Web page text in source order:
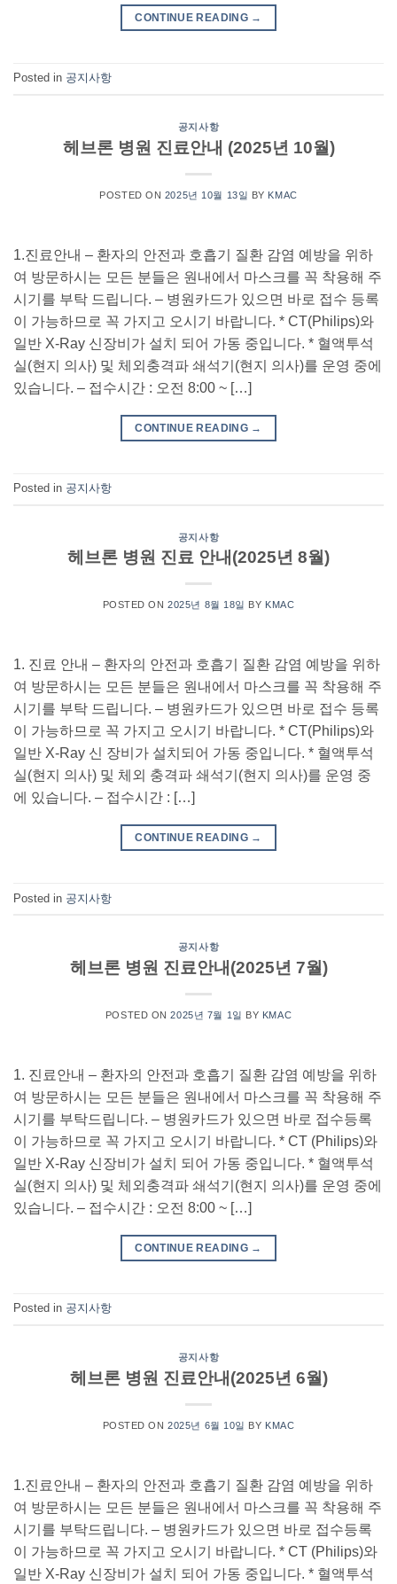
CONTINUE READING →
Posted in 공지사항
공지사항
헤브론 병원 진료안내 (2025년 10월)
POSTED ON 2025년 10월 13일 BY KMAC
1.진료안내 – 환자의 안전과 호흡기 질환 감염 예방을 위하
여 방문하시는 모든 분들은 원내에서 마스크를 꼭 착용해 주
시기를 부탁 드립니다. – 병원카드가 있으면 바로 접수 등록
이 가능하므로 꼭 가지고 오시기 바랍니다. * CT(Philips)와
일반 X-Ray 신장비가 설치 되어 가동 중입니다. * 혈액투석
실(현지 의사) 및 체외충격파 쇄석기(현지 의사)를 운영 중에
있습니다. – 접수시간 : 오전 8:00 ~ […]
CONTINUE READING →
Posted in 공지사항
공지사항
헤브론 병원 진료 안내(2025년 8월)
POSTED ON2025년 8월 18일 BY KMAC
1. 진료 안내 – 환자의 안전과 호흡기 질환 감염 예방을 위하
여 방문하시는 모든 분들은 원내에서 마스크를 꼭 착용해 주
시기를 부탁 드립니다. – 병원카드가 있으면 바로 접수 등록
이 가능하므로 꼭 가지고 오시기 바랍니다. * CT(Philips)와
일반 X-Ray 신 장비가 설치되어 가동 중입니다. * 혈액투석
실(현지 의사) 및 체외 충격파 쇄석기(현지 의사)를 운영 중
에 있습니다. – 접수시간 : […]
CONTINUE READING →
Posted in 공지사항
공지사항
헤브론 병원 진료안내(2025년 7월)
POSTED ON2025년 7월 1일 BY KMAC
1. 진료안내 – 환자의 안전과 호흡기 질환 감염 예방을 위하
여 방문하시는 모든 분들은 원내에서 마스크를 꼭 착용해 주
시기를 부탁드립니다. – 병원카드가 있으면 바로 접수등록
이 가능하므로 꼭 가지고 오시기 바랍니다. * CT (Philips)와
일반 X-Ray 신장비가 설치 되어 가동 중입니다. * 혈액투석
실(현지 의사) 및 체외충격파 쇄석기(현지 의사)를 운영 중에
있습니다. – 접수시간 : 오전 8:00 ~ […]
CONTINUE READING →
Posted in 공지사항
공지사항
헤브론 병원 진료안내(2025년 6월)
POSTED ON2025년 6월 10일 BY KMAC
1.진료안내 – 환자의 안전과 호흡기 질환 감염 예방을 위하
여 방문하시는 모든 분들은 원내에서 마스크를 꼭 착용해 주
시기를 부탁드립니다. – 병원카드가 있으면 바로 접수등록
이 가능하므로 꼭 가지고 오시기 바랍니다. * CT (Philips)와
일반 X-Ray 신장비가 설치 되어 가동 중입니다. * 혈액투석